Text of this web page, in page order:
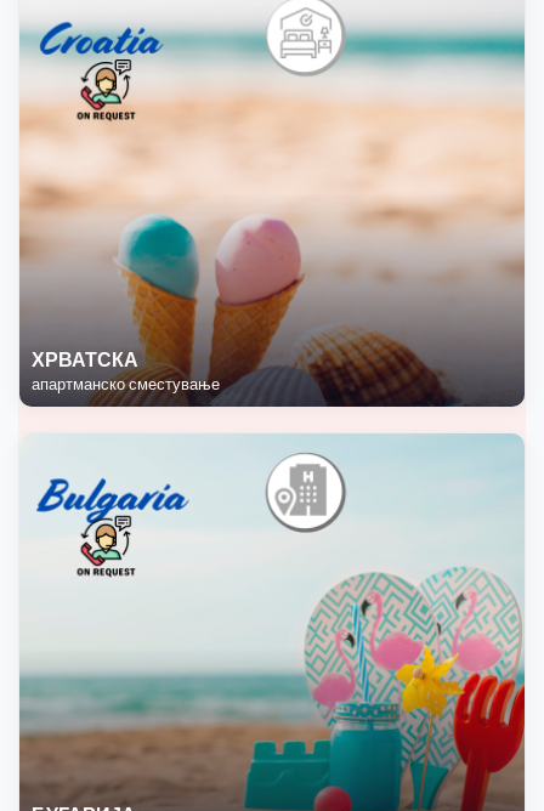
ХРВАТСКА
апартманско сместување